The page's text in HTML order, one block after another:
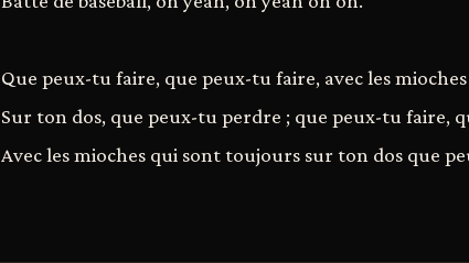
Que peux-tu faire, que peux-tu faire, avec les
Sur ton dos, que peux-tu perdre ; que peux-tu faire,
Avec les mioches qui sont toujours sur ton dos que